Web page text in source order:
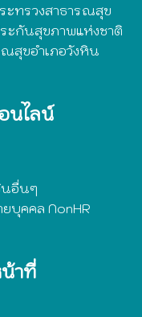
ะทรวงสาธารณสุข
ะกันสุขภาพแห่งชาติ
สุขอำเภอวังหิน
นไลน์
นอื่นๆ
บุคคล NonHR
าที่